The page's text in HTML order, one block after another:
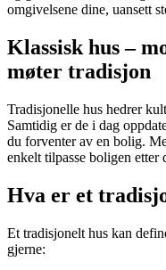
omgivelsene dine, uansett
Klassisk hus –
møter tradisjon
Tradisjonelle hus hedrer
Samtidig er de i dag
du forventer av en bolig.
enkelt tilpasse boligen etter
Hva er et
Et tradisjonelt hus kan
gjerne: